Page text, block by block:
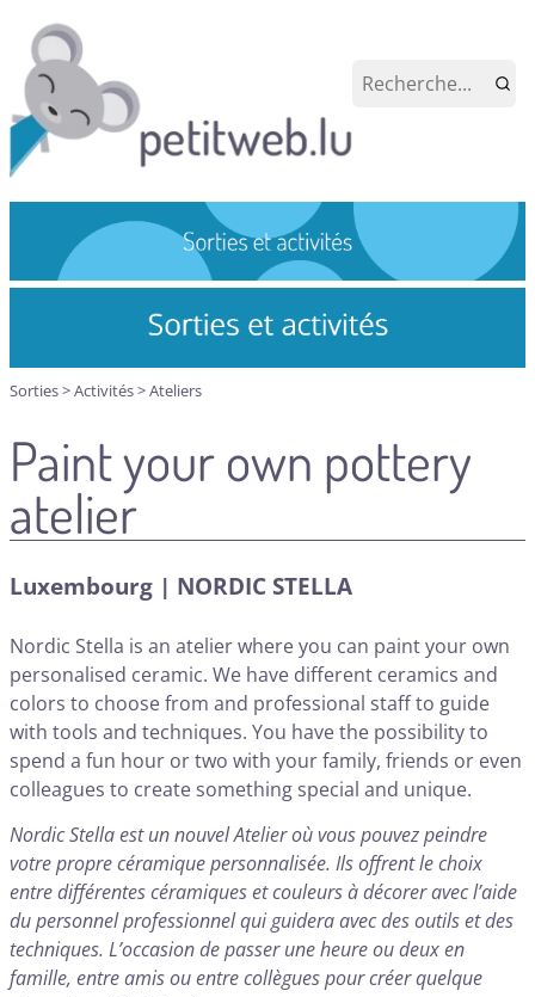
Sorties>Activités>Ateliers
Paint your own pottery
atelier
Luxembourg | NORDIC STELLA
Nordic Stella is an atelier where you can paint your own
personalised ceramic. We have different ceramics and
colors to choose from and professional staff to guide
with tools and techniques. You have the possibility to
spend a fun hour or two with your family, friends or even
colleagues to create something special and unique.
Nordic Stella est un nouvel Atelier où vous pouvez peindre
votre propre céramique personnalisée. Ils offrent le choix
entre différentes céramiques et couleurs à décorer avec l’aide
du personnel professionnel qui guidera avec des outils et des
techniques. L’occasion de passer une heure ou deux en
famille, entre amis ou entre collègues pour créer quelque